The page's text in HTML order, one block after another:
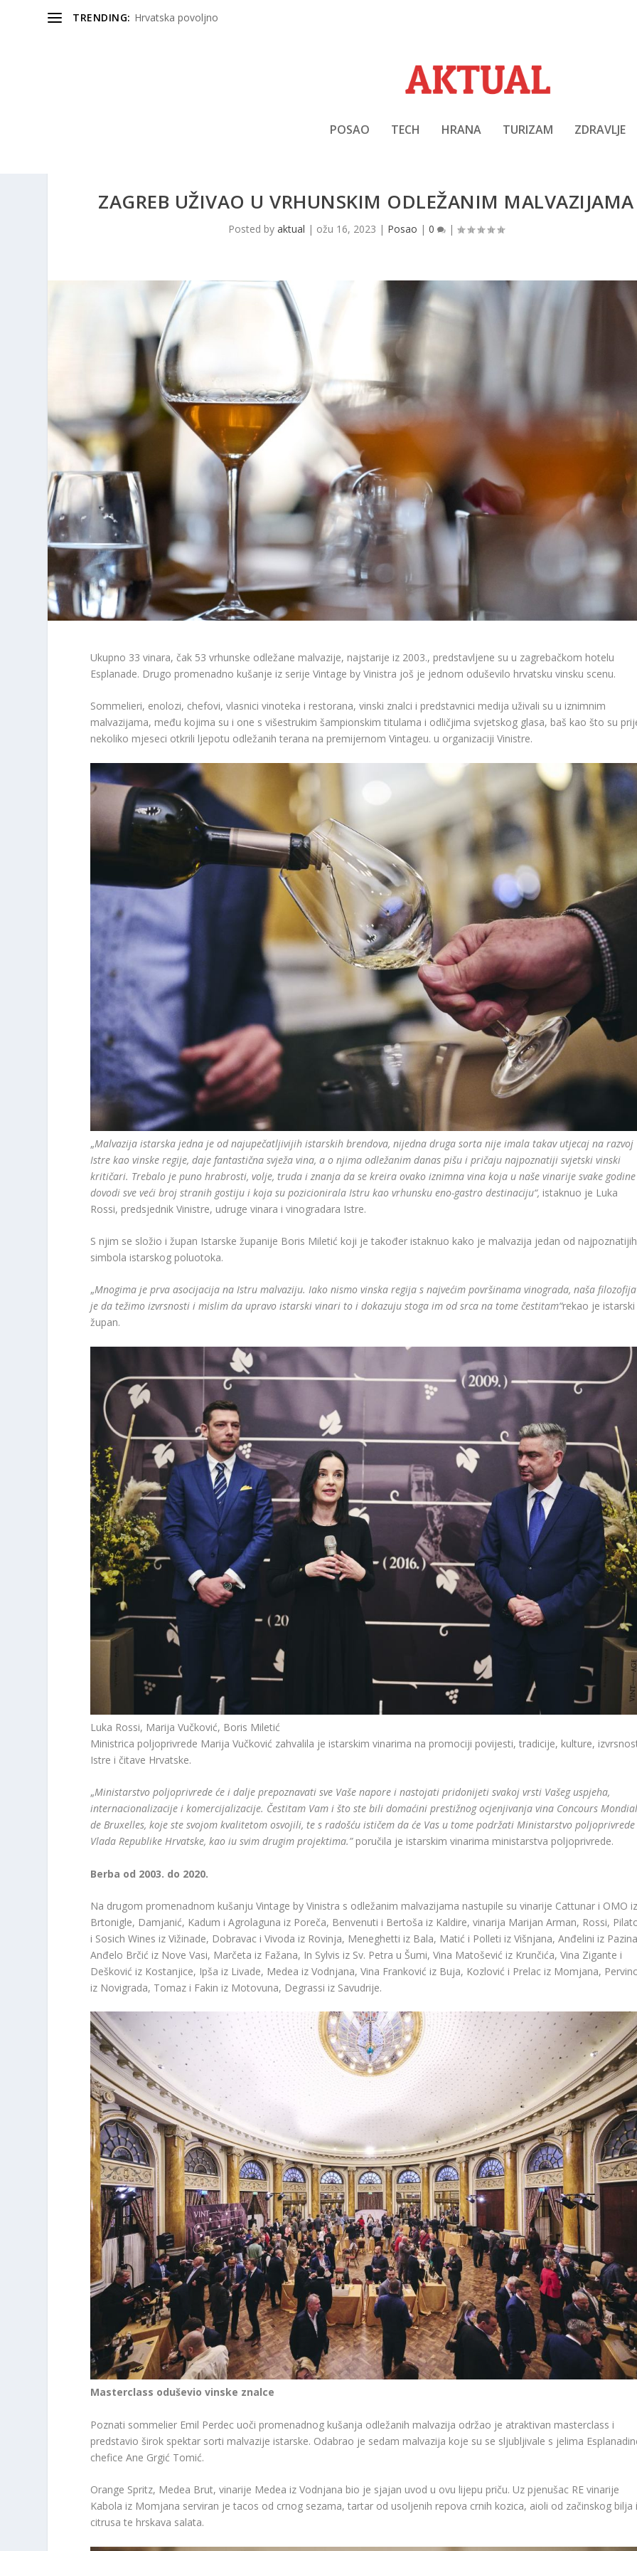
TRENDING: Hrvatska povoljno
POSAO TECH HRANA TURIZAM ZDRAVLJE
ZAGREB UŽIVAO U VRHUNSKIM ODLEŽANIM MALVAZIJAMA
Posted by aktual | ožu 16, 2023 | Posao | 0 |
Ukupno 33 vinara, čak 53 vrhunske odležane malvazije, najstarije iz 2003., predstavljene su u zagrebačkom hotelu
Esplanade. Drugo promenadno kušanje iz serije Vintage by Vinistra još je jednom oduševilo hrvatsku vinsku scenu.
Sommelieri, enolozi, chefovi, vlasnici vinoteka i restorana, vinski znalci i predstavnici medija uživali su u iznimnim
malvazijama, među kojima su i one s višestrukim šampionskim titulama i odličjima svjetskog glasa, baš kao što su
nekoliko mjeseci otkrili ljepotu odležanih terana na premijernom Vintageu. u organizaciji Vinistre.
„Malvazija istarska jedna je od najupečatljivijih istarskih brendova, nijedna druga sorta nije imala takav utjecaj na razvoj
Istre kao vinske regije, daje fantastična svježa vina, a o njima odležanim danas pišu i pričaju najpoznatiji svjetski vinski
kritičari. Trebalo je puno hrabrosti, volje, truda i znanja da se kreira ovako iznimna vina koja u naše vinarije svake godine
dovodi sve veći broj stranih gostiju i koja su pozicionirala Istru kao vrhunsku eno-gastro destinaciju“, istaknuo je Luka
Rossi, predsjednik Vinistre, udruge vinara i vinogradara Istre.
S njim se složio i župan Istarske županije Boris Miletić koji je također istaknuo kako je malvazija jedan od najpoznatijih
simbola istarskog poluotoka.
„Mnogima je prva asocijacija na Istru malvaziju. Iako nismo vinska regija s najvećim površinama vinograda, naša filozofija
je da težimo izvrsnosti i mislim da upravo istarski vinari to i dokazuju stoga im od srca na tome čestitam“rekao je istarski
župan.
Luka Rossi, Marija Vučković, Boris Miletić
Ministrica poljoprivrede Marija Vučković zahvalila je istarskim vinarima na promociji povijesti, tradicije, kulture,
Istre i čitave Hrvatske.
„Ministarstvo poljoprivrede će i dalje prepoznavati sve Vaše napore i nastojati pridonijeti svakoj vrsti Vašeg uspjeha,
internacionalizacije i komercijalizacije. Čestitam Vam i što ste bili domaćini prestižnog ocjenjivanja vina Concours
de Bruxelles, koje ste svojom kvalitetom osvojili, te s radošću ističem da će Vas u tome podržati Ministarstvo
Vlada Republike Hrvatske, kao iu svim drugim projektima.”poručila je istarskim vinarima ministarstva poljoprivrede.
Berba od 2003. do 2020.
Na drugom promenadnom kušanju Vintage by Vinistra s odležanim malvazijama nastupile su vinarije Cattunar i OMO
Brtonigle, Damjanić, Kadum i Agrolaguna iz Poreča, Benvenuti i Bertoša iz Kaldire, vinarija Marijan Arman, Rossi,
i Sosich Wines iz Vižinade, Dobravac i Vivoda iz Rovinja, Meneghetti iz Bala, Matić i Polleti iz Višnjana, Anđelini iz
Anđelo Brčić iz Nove Vasi, Marčeta iz Fažana, In Sylvis iz Sv. Petra u Šumi, Vina Matošević iz Krunčića, Vina Zigante i
Dešković iz Kostanjice, Ipša iz Livade, Medea iz Vodnjana, Vina Franković iz Buja, Kozlović i Prelac iz Momjana,
iz Novigrada, Tomaz i Fakin iz Motovuna, Degrassi iz Savudrije.
Masterclass oduševio vinske znalce
Poznati sommelier Emil Perdec uoči promenadnog kušanja odležanih malvazija održao je atraktivan masterclass i
predstavio širok spektar sorti malvazije istarske. Odabrao je sedam malvazija koje su se sljubljivale s jelima
chefice Ane Grgić Tomić.
Orange Spritz, Medea Brut, vinarije Medea iz Vodnjana bio je sjajan uvod u ovu lijepu priču. Uz pjenušac RE vinarije
Kabola iz Momjana serviran je tacos od crnog sezama, tartar od usoljenih repova crnih kozica, aioli od začinskog bilja
citrusa te hrskava salata.